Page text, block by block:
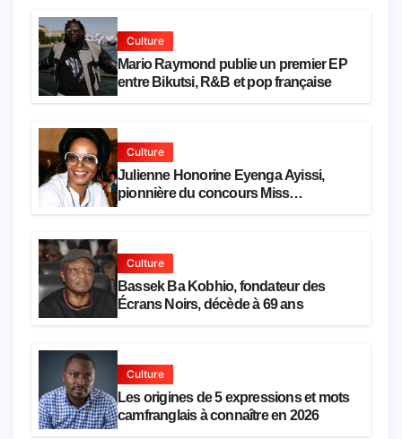
Culture
Mario Raymond publie un premier EP
entre Bikutsi, R&B et pop française
Culture
Julienne Honorine Eyenga Ayissi,
pionnière du concours Miss
Culture
Bassek Ba Kobhio, fondateur des
Écrans Noirs, décède à 69 ans
Culture
Les origines de 5 expressions et mots
camfranglais à connaître en 2026